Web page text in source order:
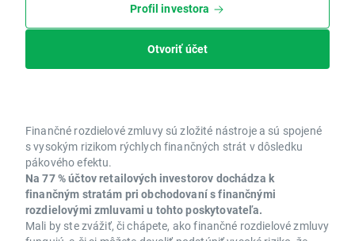
Profil investora
Otvoriť účet
Finančné rozdielové zmluvy sú zložité nástroje a sú spojené
s vysokým rizikom rýchlych finančných strát v dôsledku
pákového efektu.
Na 77 % účtov retailových investorov dochádza k
finančným stratám pri obchodovaní s finančnými
rozdielovými zmluvami u tohto poskytovateľa.
Mali by ste zvážiť, či chápete, ako finančné rozdielové zmluvy